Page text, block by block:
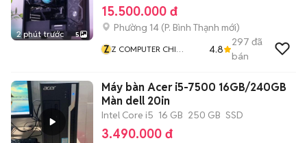
2 phút trước 5
15.500.000 đ
Phường 14 (P. Bình Thạnh mới)
ZZ COMPUTER CHI
4.8
297 đã
bán
Máy bàn Acer i5-7500 16GB/240GB
Màn dell 20in
Intel Core i5 16 GB 250 GB SSD
3.490.000 đ